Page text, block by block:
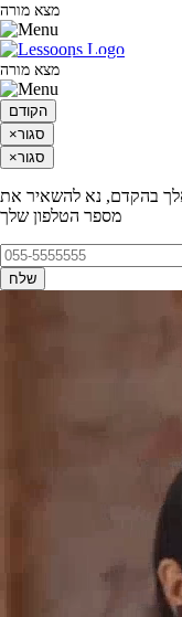
מצא מורה
מצא מורה
הקודם
×סגור
×סגור
בהקדם, נא להשאיר את
מספר הטלפון שלך
שלח